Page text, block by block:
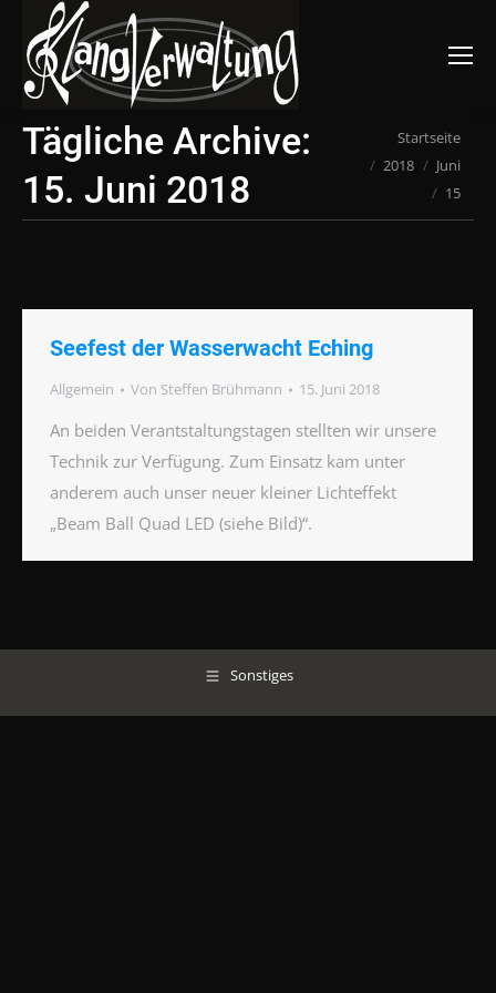
Suchen:
Tägliche Archive:
15. Juni 2018
Du bist hier:Startseite
2018
Juni
15
Seefest der Wasserwacht Eching
Allgemein Von Steffen Brühmann 15. Juni 2018
An beiden Verantstaltungstagen stellten wir unsere
Technik zur Verfügung. Zum Einsatz kam unter
anderem auch unser neuer kleiner Lichteffekt
„Beam Ball Quad LED (siehe Bild)“.
Sonstiges